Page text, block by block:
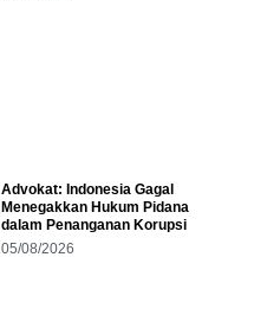
Advokat: Indonesia Gagal
Menegakkan Hukum Pidana
dalam Penanganan Korupsi
05/08/2026